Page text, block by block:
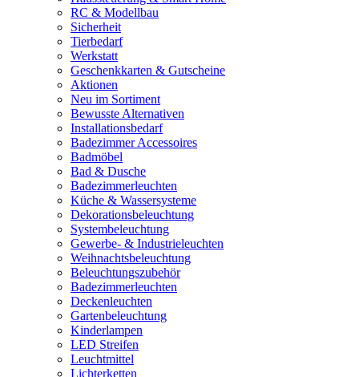
RC & Modellbau
Sicherheit
Tierbedarf
Werkstatt
Geschenkkarten & Gutscheine
Aktionen
Neu im Sortiment
Bewusste Alternativen
Installationsbedarf
Badezimmer Accessoires
Badmöbel
Bad & Dusche
Badezimmerleuchten
Küche & Wassersysteme
Dekorationsbeleuchtung
Systembeleuchtung
Gewerbe- & Industrieleuchten
Weihnachtsbeleuchtung
Beleuchtungszubehör
Badezimmerleuchten
Deckenleuchten
Gartenbeleuchtung
Kinderlampen
LED Streifen
Leuchtmittel
Lichterketten